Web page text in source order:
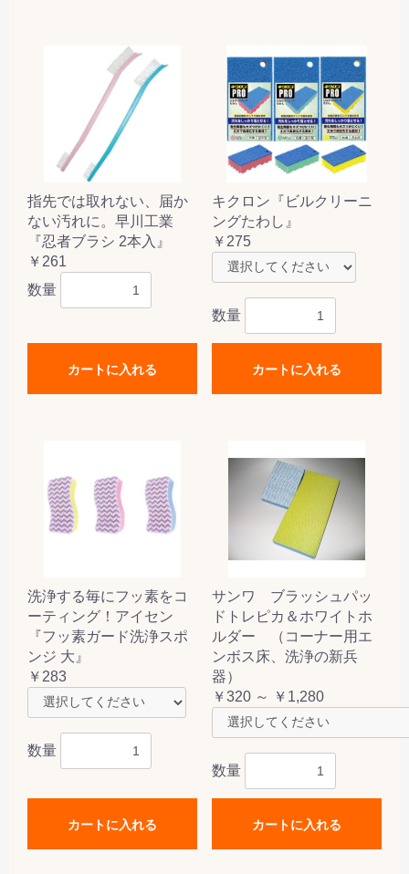
指先では取れない、届か
ない汚れに。早川工業
『忍者ブラシ 2本入』
￥261
数量
カートに入れる
キクロン『ビルクリーニ
ングたわし』
￥275
数量
カートに入れる
洗浄する毎にフッ素をコ
ーティング！アイセン
『フッ素ガード洗浄スポ
ンジ 大』
￥283
数量
カートに入れる
サンワ ブラッシュパッ
ドトレピカ＆ホワイトホ
ルダー （コーナー用エ
ンボス床、洗浄の新兵
器）
￥320 ～ ￥1,280
数量
カートに入れる